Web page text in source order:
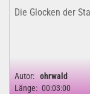
Die Glocken der
Autor: ohrwald
Länge: 00:03:00